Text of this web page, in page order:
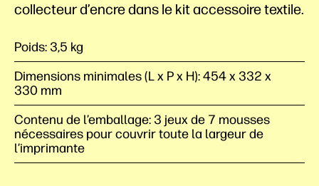
collecteur d’encre dans le kit accessoire textile.
Poids: 3,5 kg
Dimensions minimales (L x P x H): 454 x 332 x
330 mm
Contenu de l’emballage: 3 jeux de 7 mousses
nécessaires pour couvrir toute la largeur de
l’imprimante